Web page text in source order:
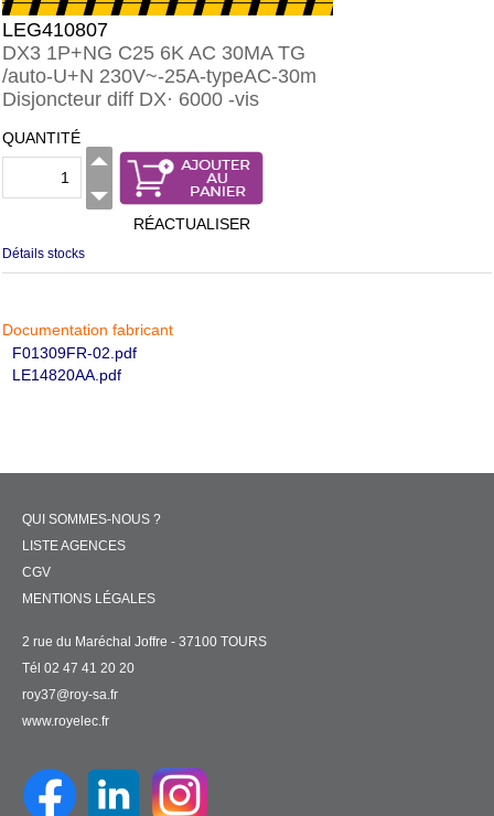
LEG410807
DX3 1P+NG C25 6K AC 30MA TG
/auto-U+N 230V~-25A-typeAC-30m
Disjoncteur diff DX· 6000 -vis
QUANTITÉ
RÉACTUALISER
Détails stocks
Documentation fabricant
F01309FR-02.pdf
LE14820AA.pdf
QUI SOMMES-NOUS ?
LISTE AGENCES
CGV
MENTIONS LÉGALES
2 rue du Maréchal Joffre - 37100 TOURS
Tél 02 47 41 20 20
roy37@roy-sa.fr
www.royelec.fr